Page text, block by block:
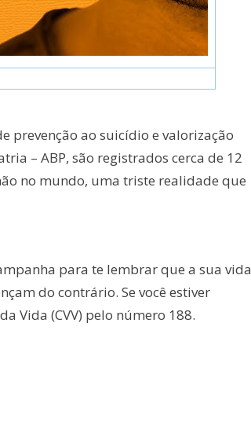
prevenção ao suicídio e valorização
– ABP, são registrados cerca de 12
no mundo, uma triste realidade que
para te lembrar que a sua vida
do contrário. Se você estiver
Vida (CVV) pelo número 188.